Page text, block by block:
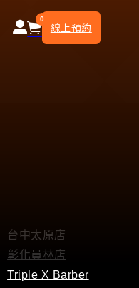
0
線上預約
台中太原店
彰化員林店
Triple X Barber